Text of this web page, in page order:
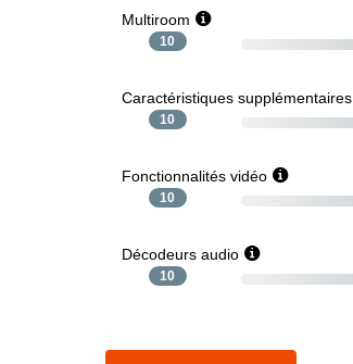
Multiroom
10
Caractéristiques supplémentaires
10
Fonctionnalités vidéo
10
Décodeurs audio
10